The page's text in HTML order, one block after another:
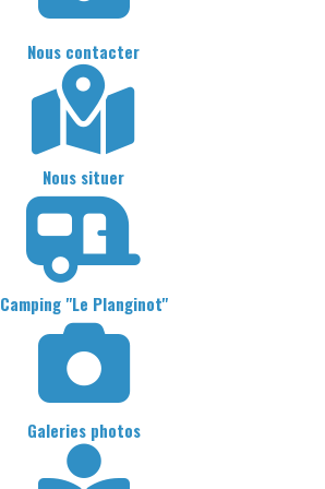
Nous contacter
Nous situer
Camping "Le Planginot"
Galeries photos